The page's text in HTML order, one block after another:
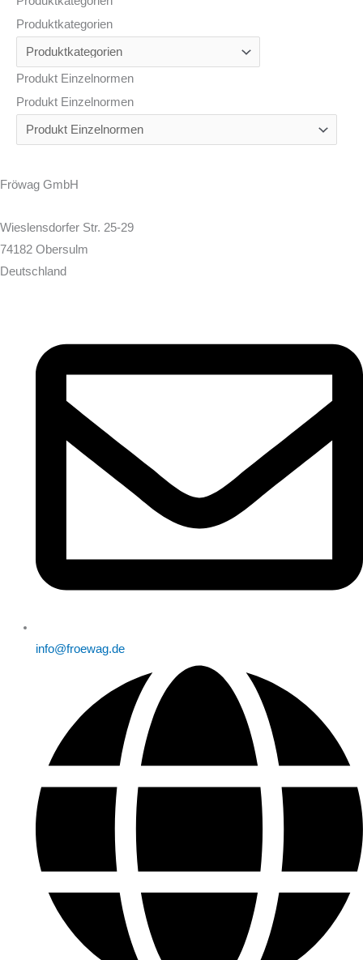
Produktkategorien
Produkt Einzelnormen
Produkt Einzelnormen
Fröwag GmbH
Wieslensdorfer Str. 25-29
74182 Obersulm
Deutschland
info@froewag.de